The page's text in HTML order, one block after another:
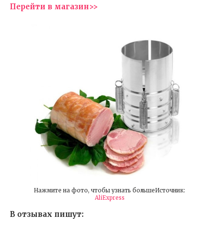
Перейти в магазин>>
Нажмите на фото, чтобы узнать большеИсточник:
AliExpress
В отзывах пишут: